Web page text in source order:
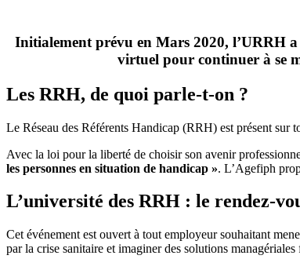
Initialement prévu en Mars 2020, l’URRH
virtuel pour continuer à se
Les RRH, de quoi parle-t-on ?
Le Réseau des Référents Handicap (RRH) est présent sur
Avec la loi pour la liberté de choisir son avenir
les personnes en situation de handicap ». L’Agefiph
L’université des RRH : le rendez-
Cet événement est ouvert à tout employeur souhaitant
par la crise sanitaire et imaginer des solutions